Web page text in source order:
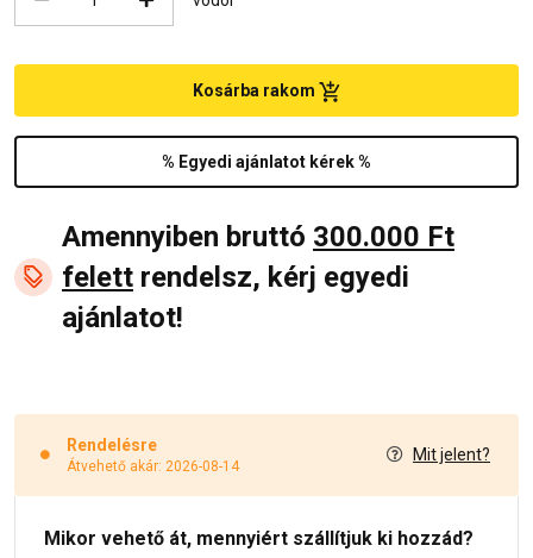
% Egyedi ajánlatot kérek %
Kosárba rakom
Amennyiben bruttó 300.000 Ft
felett rendelsz, kérj egyedi
ajánlatot!
Rendelésre
Átvehető akár: 2026-08-14
Mit jelent?
Mikor vehető át, mennyiért szállítjuk ki hozzád?